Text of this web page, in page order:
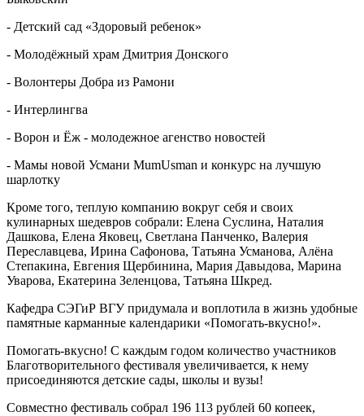
- Детский сад «Здоровый ребенок»
- Молодёжный храм Дмитрия Донского
- Волонтеры Добра из Рамони
- Интерлингва
- Ворон и Ёж - молодежное агенство новостей
- Мамы новой Усмани MumUsman и конкурс на лучшую
шарлотку
Кроме того, теплую компанию вокруг себя и своих
кулинарных шедевров собрали: Елена Суслина, Наталия
Дашкова, Елена Яковец, Светлана Панченко, Валерия
Переславцева, Ирина Сафонова, Татьяна Усманова, Алёна
Степакина, Евгения Щербинина, Мария Давыдова, Марина
Уварова, Екатерина Зеленцова, Татьяна Шкред.
Кафедра СЭГиР ВГУ придумала и воплотила в жизнь удобные
памятные карманные календарики «Помогать-вкусно!».
Помогать-вкусно! С каждым годом количество участников
Благотворительного фестиваля увеличивается, к нему
присоединяются детские сады, школы и вузы!
Совместно фестиваль собрал 196 113 рублей 60 копеек,